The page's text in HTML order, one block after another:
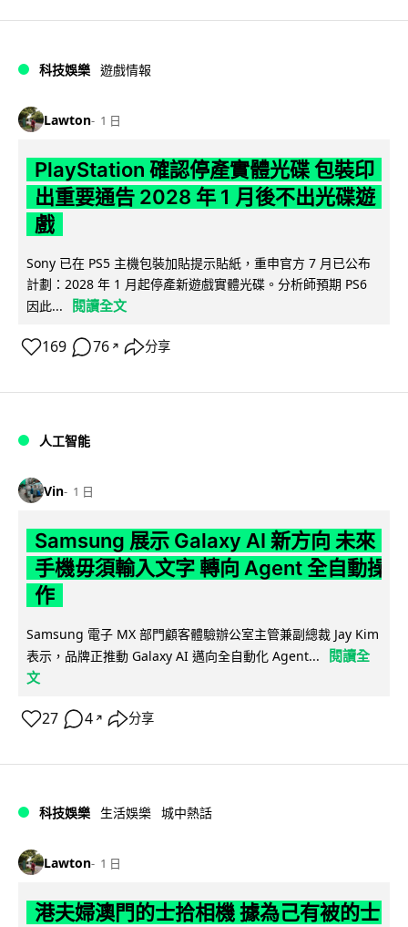
科技娛樂 遊戲情報
Lawton 1 日
PlayStation 確認停產實體光碟 包裝印
出重要通告 2028 年 1 月後不出光碟遊
戲
Sony 已在 PS5 主機包裝加貼提示貼紙，重申官方 7 月已公布
計劃：2028 年 1 月起停產新遊戲實體光碟。分析師預期 PS6
因此...
閱讀全文
169 76 ↗ 分享
人工智能
Vin 1 日
Samsung 展示 Galaxy AI 新方向 未來
手機毋須輸入文字 轉向 Agent 全自動操
作
Samsung 電子 MX 部門顧客體驗辦公室主管兼副總裁 Jay Kim
表示，品牌正推動 Galaxy AI 邁向全自動化 Agent...
閱讀全
文
27 4 ↗ 分享
科技娛樂 生活娛樂 城中熱話
Lawton 1 日
港夫婦澳門的士拾相機 據為己有被的士